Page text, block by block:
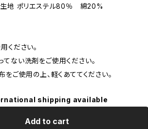
生地 ポリエステル80％ 綿20%
ください。
てない洗剤をご使用ください。
をご使用の上、軽くあててください。
shipping available
Add to cart